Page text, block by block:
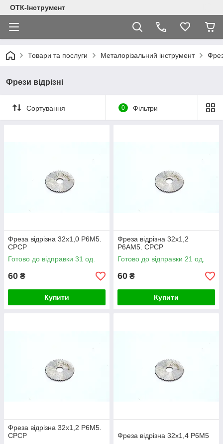
ОТК-Інструмент
Товари та послуги Металорізальний інструмент
Фрези відрізні
Сортування 0 Фільтри
Фреза відрізна 32х1,0 Р6М5.
СРСР
Готово до відправки 31 од.
60 ₴
Купити
Фреза відрізна 32х1,2
P6АМ5. СРСР
Готово до відправки 21 од.
60 ₴
Купити
Фреза відрізна 32х1,2 Р6М5.
СРСР
Фреза відрізна 32х1,4 Р6М5